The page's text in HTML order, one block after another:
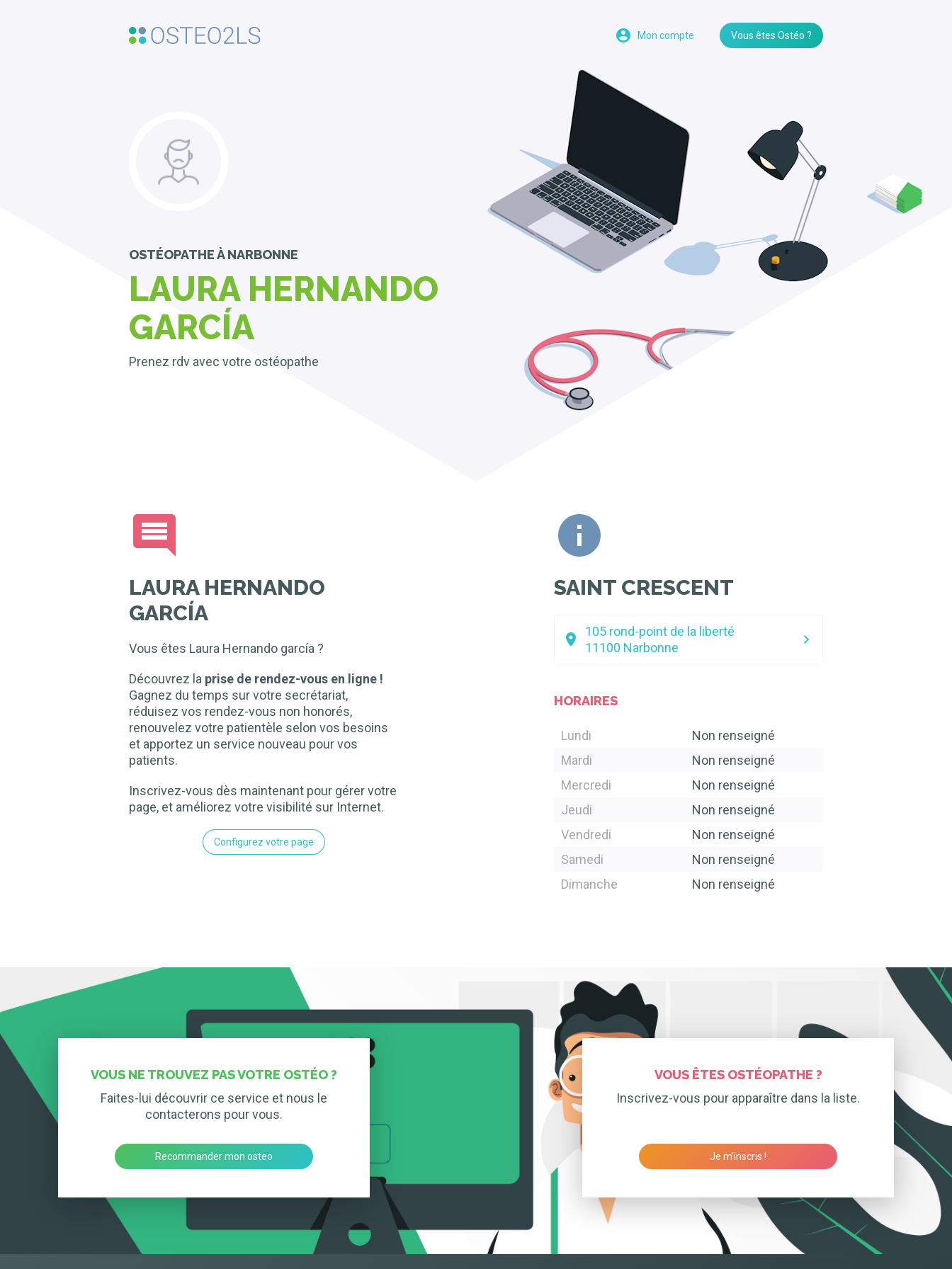
Mon compte Vous êtes Ostéo ?
OSTÉOPATHEÀ NARBONNE
LAURA HERNANDO
GARCÍA
Prenez rdv avec votre ostéopathe
LAURA HERNANDO
GARCÍA
Vous êtes Laura Hernando garcía ?
Découvrez la prise de rendez-vous en ligne !
Gagnez du temps sur votre secrétariat,
réduisez vos rendez-vous non honorés,
renouvelez votre patientèle selon vos besoins
et apportez un service nouveau pour vos
patients.
Inscrivez-vous dès maintenant pour gérer votre
page, et améliorez votre visibilité sur Internet.
Configurez votre page
SAINT CRESCENT
105 rond-point de la liberté
11100 Narbonne
HORAIRES
Lundi
Non renseigné
Mardi
Non renseigné
Mercredi
Non renseigné
Jeudi
Non renseigné
Vendredi
Non renseigné
Samedi
Non renseigné
Dimanche
Non renseigné
VOUS NE TROUVEZ PAS VOTRE OSTÉO ?
Faites-lui découvrir ce service et nous le
contacterons pour vous.
Recommander mon osteo
VOUS ÊTES OSTÉOPATHE ?
Inscrivez-vous pour apparaître dans la liste.
Je m’inscris !